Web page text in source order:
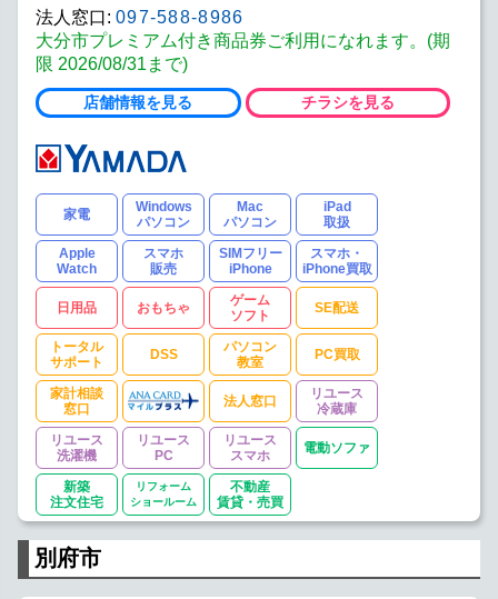
法人窓口: 097-588-8986
大分市プレミアム付き商品券ご利用になれます。(期
限 2026/08/31まで)
店舗情報を見る チラシを見る
家電
Windows
パソコン
Mac
パソコン
iPad
取扱
Apple
Watch
スマホ
販売
SIMフリー
iPhone
スマホ・
iPhone買取
日用品 おもちゃ
ゲーム
ソフト
SE配送
トータル
サポート
DSS
パソコン
教室
PC買取
家計相談
窓口
法人窓口
リユース
冷蔵庫
リユース
洗濯機
リユース
PC
リユース
スマホ
電動ソファ
新築
注文住宅
リフォーム
ショールーム
不動産
賃貸・売買
別府市